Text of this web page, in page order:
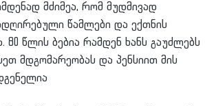
მძიმეა, რომ მუდმივად
წამლები და ექთნის
80 წლის ბებია რამდენ ხანს გაუძლებს
მდგომარეობას და პენსიით მის